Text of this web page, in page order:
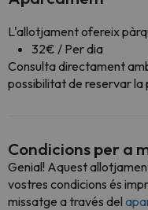
L'allotjament ofereix
32€ / Per dia
Consulta directament
possibilitat de reservar la
Condicions per a
Genial! Aquest
vostres condicions és
missatge a través del